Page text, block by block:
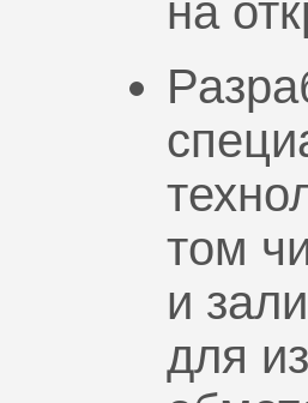
на
том
и
для